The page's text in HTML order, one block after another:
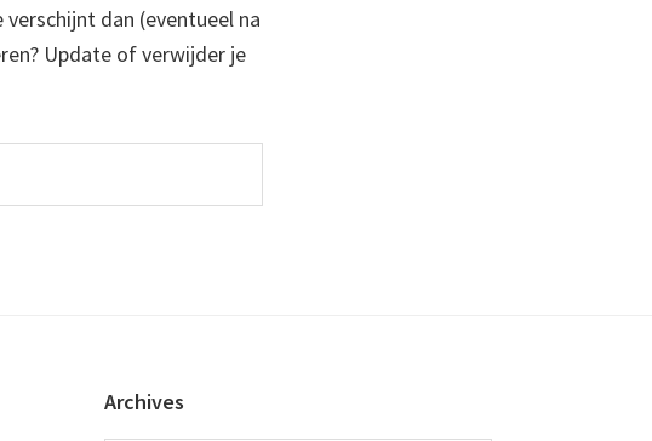
dan (eventueel na
Update of verwijder je
Archives